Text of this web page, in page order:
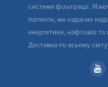
системи фільтрації.
патенти, ми надаємо
енергетики, нафтової та
Доставка по всьому